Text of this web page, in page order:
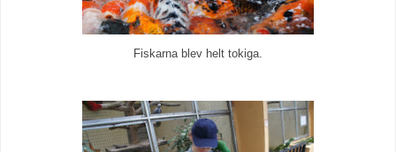
Fiskarna blev helt tokiga.